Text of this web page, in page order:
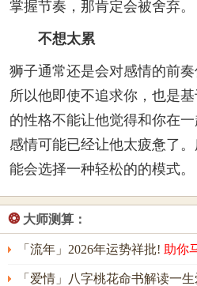
掌握节奏，那肯定会被舍弃。
不想太累
狮子通常还是会对感情的前奏
所以他即使不追求你，也是
的性格不能让他觉得和你在
感情可能已经让他太疲惫了
能会选择一种轻松的的模式。
❂ 大师测算：
「流年」2026年运势祥批! 助你
「爱情」八字桃花命书解读一